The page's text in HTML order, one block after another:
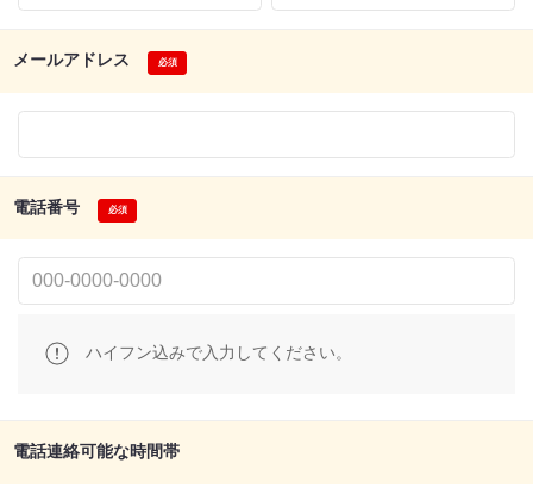
メールアドレス
電話番号
ハイフン込みで入力してください。
電話連絡可能な時間帯